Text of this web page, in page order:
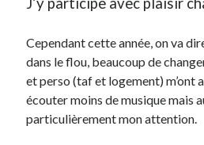
JFdansC’était pas mieux avant… à Lyon
littleceltdansComment j’ai opéré ma
AnthonydansComment j’ai opéré ma
Renaud DucherdansComment j’ai
personnelle
Cependant cette année, on va
dans le flou, beaucoup de
et perso (taf et logement) m’ont
écouter moins de musique mais
particulièrement mon attention.